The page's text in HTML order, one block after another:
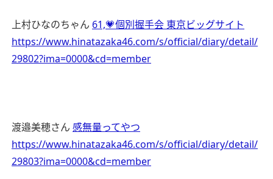
上村ひなのちゃん 61,💗個別握手会 東京ビッグサイト
https://www.hinatazaka46.com/s/official/diary/detail/
29802?ima=0000&cd=member
渡邉美穂さん 感無量ってやつ
https://www.hinatazaka46.com/s/official/diary/detail/
29803?ima=0000&cd=member